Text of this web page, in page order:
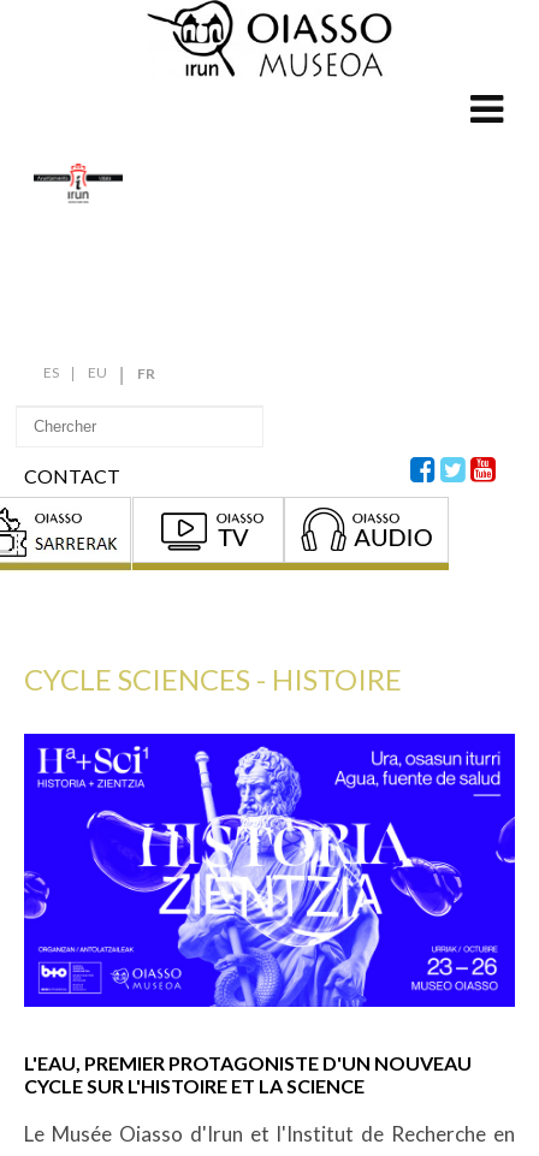
ES EU FR
CONTACT
CYCLE SCIENCES - HISTOIRE
L'EAU, PREMIER PROTAGONISTE D'UN NOUVEAU
CYCLE SUR L'HISTOIRE ET LA SCIENCE
Le Musée Oiasso d'Irun et l'Institut de Recherche en